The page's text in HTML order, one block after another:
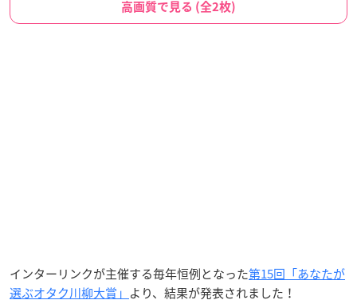
高画質で見る (全2枚)
インターリンクが主催する毎年恒例となった第15回「あなたが
選ぶオタク川柳大賞」 より、結果が発表されました！